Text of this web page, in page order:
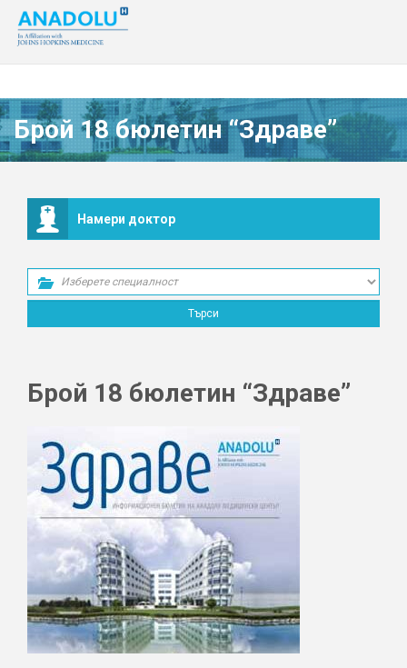
Брой 18 бюлетин “Здраве”
Намери доктор
Брой 18 бюлетин “Здраве”